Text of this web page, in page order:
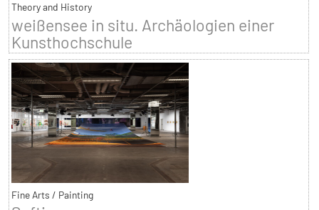
Theory and History
weißensee in situ. Archäologien einer
Kunsthochschule
Fine Arts / Painting